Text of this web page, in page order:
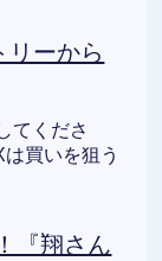
ーから
てくださ
買いを狙う
『翔さん